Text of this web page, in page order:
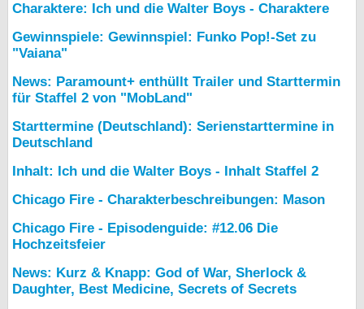
Charaktere: Ich und die Walter Boys - Charaktere
Gewinnspiele: Gewinnspiel: Funko Pop!-Set zu
"Vaiana"
News: Paramount+ enthüllt Trailer und Starttermin
für Staffel 2 von "MobLand"
Starttermine (Deutschland): Serienstarttermine in
Deutschland
Inhalt: Ich und die Walter Boys - Inhalt Staffel 2
Chicago Fire - Charakterbeschreibungen: Mason
Chicago Fire - Episodenguide: #12.06 Die
Hochzeitsfeier
News: Kurz & Knapp: God of War, Sherlock &
Daughter, Best Medicine, Secrets of Secrets